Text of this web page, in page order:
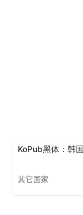
KoPub黑体：韩
其它国家